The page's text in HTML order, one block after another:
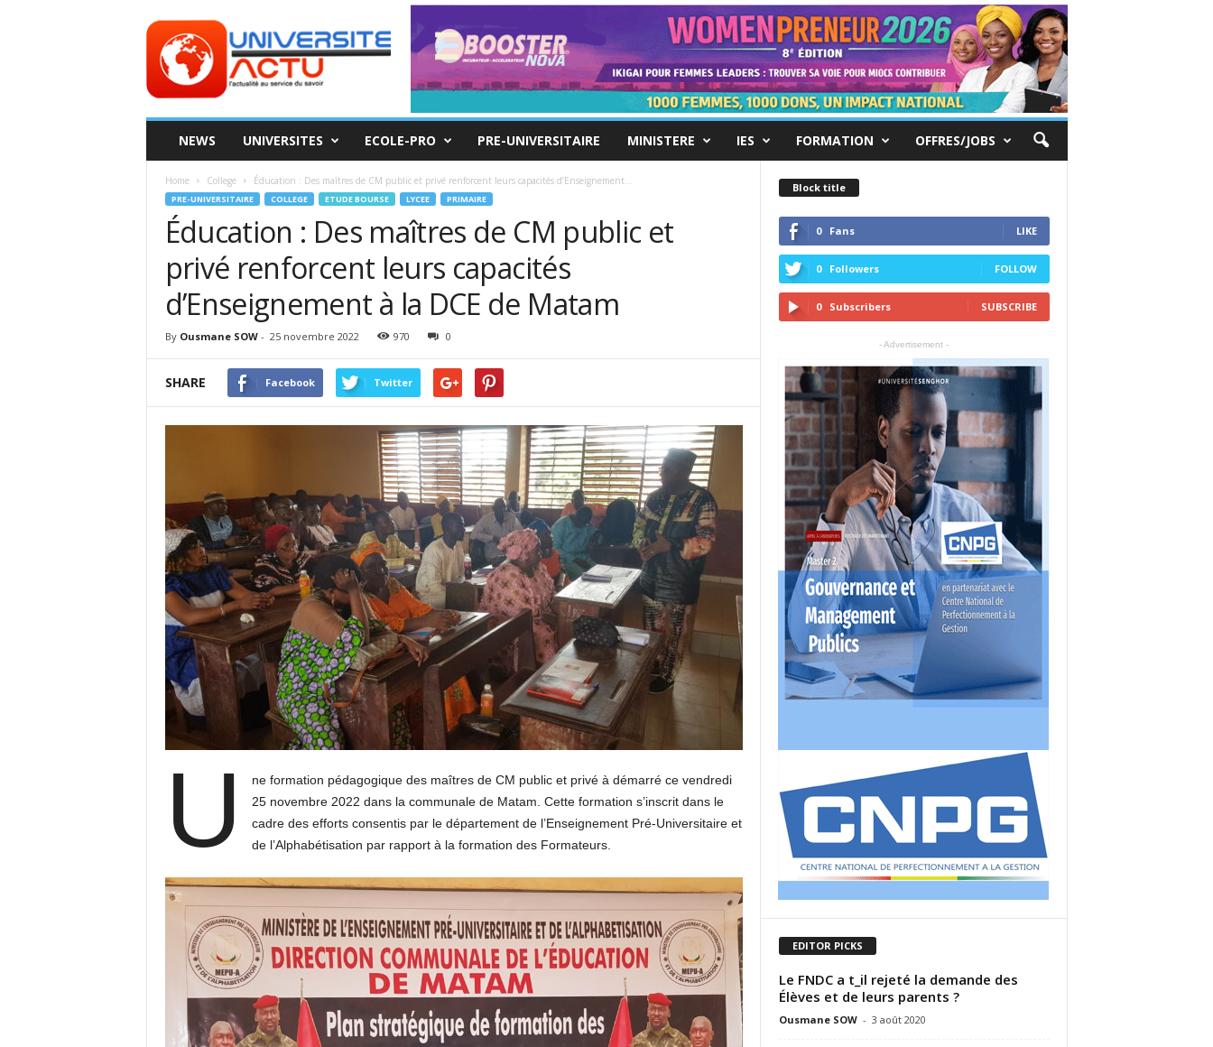
ACTU
NEWS UNIVERSITES ECOLE-PRO PRE-UNIVERSITAIRE MINISTERE IES FORMATION OFFRES/JOBS
Home College Éducation : Des maîtres de CM public et privé renforcent leurs capacités d’Enseignement...
PRE-UNIVERSITAIRE COLLEGE ETUDE BOURSE LYCEE PRIMAIRE
Éducation : Des maîtres de CM public et
privé renforcent leurs capacités
d’Enseignement à la DCE de Matam
By Ousmane SOW- 25 novembre 2022 970 0
SHARE Facebook Twitter
U
ne formation pédagogique des maîtres de CM public et privé à démarré ce vendredi
25 novembre 2022 dans la communale de Matam. Cette formation s’inscrit dans le
cadre des efforts consentis par le département de l’Enseignement Pré-Universitaire et
de l’Alphabétisation par rapport à la formation des Formateurs.
Block title
0 Fans LIKE
0 Followers FOLLOW
0 Subscribers SUBSCRIBE
- Advertisement -
EDITOR PICKS
Le FNDC a t_il rejeté la demande des
Élèves et de leurs parents ?
Ousmane SOW - 3 août 2020